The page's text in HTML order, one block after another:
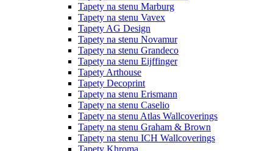
Tapety na stenu Marburg
Tapety na stenu Vavex
Tapety AG Design
Tapety na stenu Novamur
Tapety na stenu Grandeco
Tapety na stenu Eijffinger
Tapety Arthouse
Tapety Decoprint
Tapety na stenu Erismann
Tapety na stenu Caselio
Tapety na stenu Atlas Wallcoverings
Tapety na stenu Graham & Brown
Tapety na stenu ICH Wallcoverings
Tapety Khroma